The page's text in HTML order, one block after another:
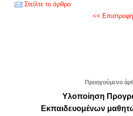
Στείλτε το άρθρο
<< Επιστροφή
Προηγούμενο
Υλοποίηση
Εκπαιδευομένων